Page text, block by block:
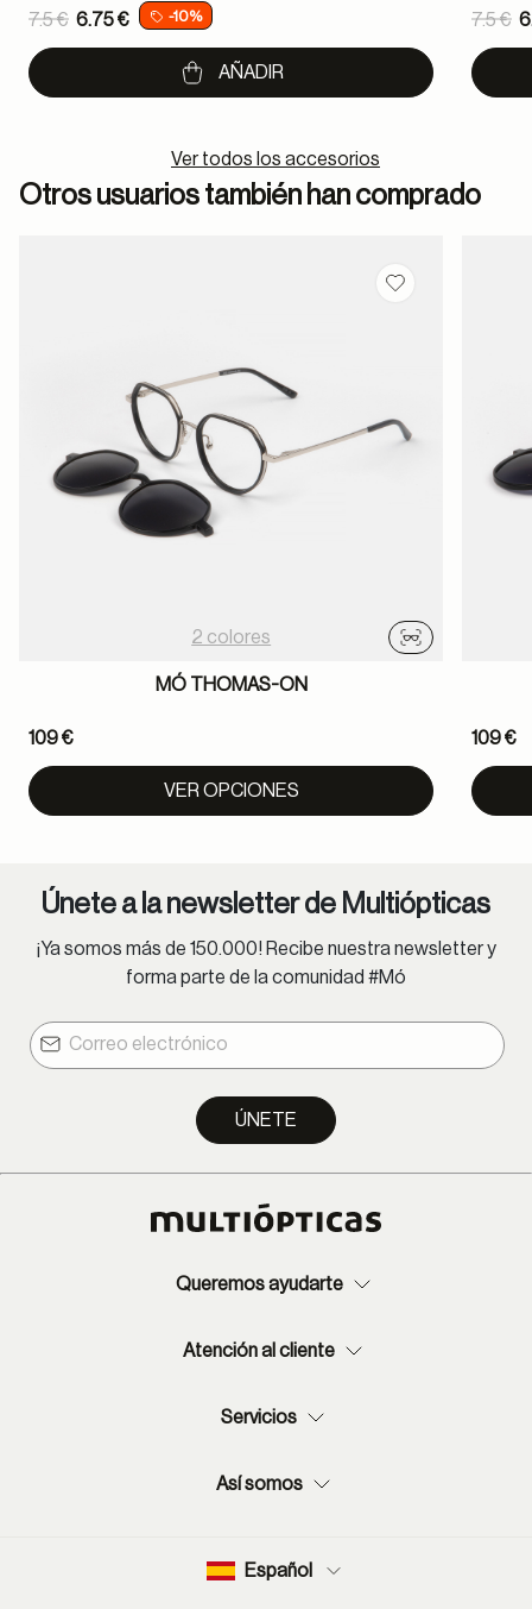
Price reduced from
7.5 €
to
6.75 € -10%
AÑADIR
7.5 €
to
Ver todos los accesorios
Otros usuarios también han comprado
Guardar en
2 colores
Probador
MÓ THOMAS-ON
109 €
VER OPCIONES
109 €
Únete a la newsletter de Multiópticas
¡Ya somos más de 150.000! Recibe nuestra newsletter y
forma parte de la comunidad #Mó
ÚNETE
Queremos ayudarte
Atención al cliente
Servicios
Así somos
Español